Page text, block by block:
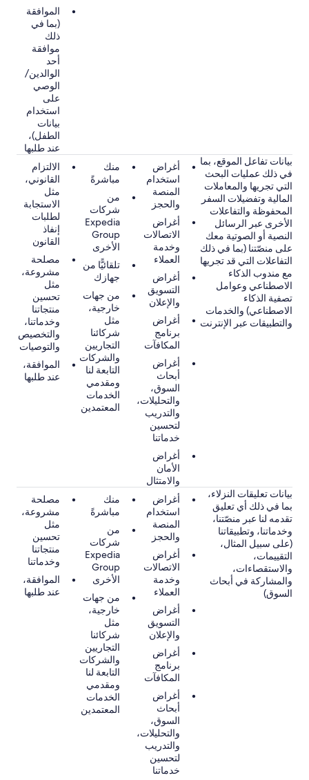
الموافقة
(بما في
ذلك
موافقة
أحد
الوالدين/
الوصي
على
استخدام
بيانات
الطفل)،
عند طلبها
بيانات تفاعل الموقع، بما
في ذلك عمليات البحث
التي تجريها والمعاملات
المالية وتفضيلات السفر
المحفوظة والتفاعلات
الأخرى عبر الرسائل
النصية أو الصوتية معك
على منصّتنا (بما في ذلك
التفاعلات التي قد تجريها
مع مندوب الذكاء
الاصطناعي وعوامل
تصفية الذكاء
الاصطناعي) والخدمات
والتطبيقات عبر الإنترنت
أغراض
استخدام
المنصة
والحجز
أغراض
الاتصالات
وخدمة
العملاء
أغراض
التسويق
والإعلان
أغراض
برنامج
المكافآت
أغراض
أبحاث
السوق،
والتحليلات،
والتدريب
لتحسين
خدماتنا
أغراض
الأمان
والامتثال
منك
مباشرةً
من
شركات
Expedia
Group
الأخرى
تلقائيًّا من
جهازك
من جهات
خارجية،
مثل
شركائنا
التجاريين
والشركات
التابعة لنا
ومقدمي
الخدمات
المعتمدين
الالتزام
القانوني،
مثل
الاستجابة
لطلبات
إنفاذ
القانون
مصلحة
مشروعة،
مثل
تحسين
منتجاتنا
وخدماتنا،
والتخصيص
والتوصيات
الموافقة،
عند طلبها
بيانات تعليقات النزلاء،
بما في ذلك أي تعليق
تقدمه لنا عبر منصّتنا،
وخدماتنا، وتطبيقاتنا
(على سبيل المثال،
التقييمات،
والاستقصاءات،
والمشاركة في أبحاث
السوق)
أغراض
استخدام
المنصة
والحجز
أغراض
الاتصالات
وخدمة
العملاء
أغراض
التسويق
والإعلان
أغراض
برنامج
المكافآت
أغراض
أبحاث
السوق،
والتحليلات،
والتدريب
لتحسين
خدماتنا
منك
مباشرةً
من
شركات
Expedia
Group
الأخرى
من جهات
خارجية،
مثل
شركائنا
التجاريين
والشركات
التابعة لنا
ومقدمي
الخدمات
المعتمدين
مصلحة
مشروعة،
مثل
تحسين
منتجاتنا
وخدماتنا
الموافقة،
عند طلبها